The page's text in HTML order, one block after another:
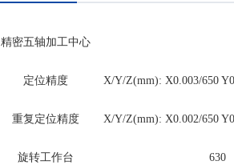
精密五轴加工中心
定位精度 X/Y/Z(mm): X0.003/650
重复定位精度 X/Y/Z(mm): X0.002/650
旋转工作台 630